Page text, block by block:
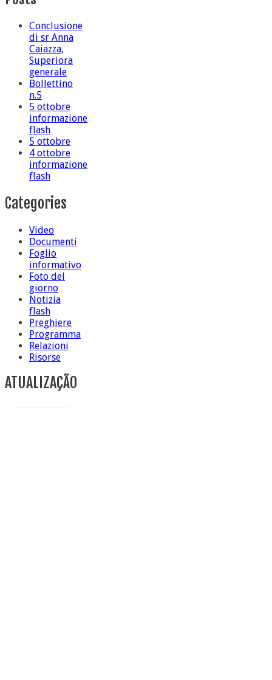
Conclusione
di sr Anna
Caiazza,
Superiora
generale
Bollettino
n.5
5 ottobre
informazione
flash
5 ottobre
4 ottobre
informazione
flash
Categories
Video
Documenti
Foglio
informativo
Foto del
giorno
Notizia
flash
Preghiere
Programma
Relazioni
Risorse
ATUALIZAÇÃO